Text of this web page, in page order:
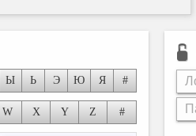
Ы Ь Э Ю Я #
W X Y Z #